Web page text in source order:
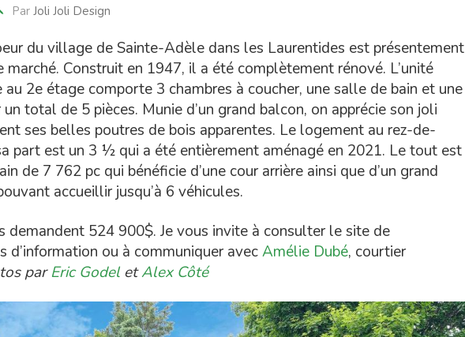
Par Joli Joli Design
du village de Sainte-Adèle dans les Laurentides est présentement
marché. Construit en 1947, il a été complètement rénové. L’unité
au 2e étage comporte 3 chambres à coucher, une salle de bain et une
un total de 5 pièces. Munie d’un grand balcon, on apprécie son joli
ses belles poutres de bois apparentes. Le logement au rez-de-
part est un 3 ½ qui a été entièrement aménagé en 2021. Le tout est
de 7 762 pc qui bénéficie d’une cour arrière ainsi que d’un grand
accueillir jusqu’à 6 véhicules.
demandent 524 900$. Je vous invite à consulter le site de
d’information ou à communiquer avecAmélie Dubé, courtier
par Eric Godel etAlex Côté